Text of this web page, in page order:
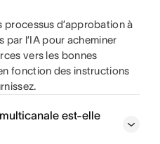
processus d’approbation à
par l’IA pour acheminer
vers les bonnes
fonction des instructions
est-elle